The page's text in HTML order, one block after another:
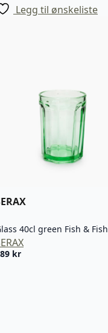
Legg til ønskeliste
40cl green Fish & Fish
kr